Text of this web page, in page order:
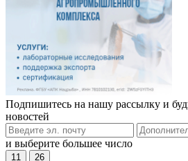
Подпишитесь на нашу рассылку и
новостей
и выберите большее число
11 26